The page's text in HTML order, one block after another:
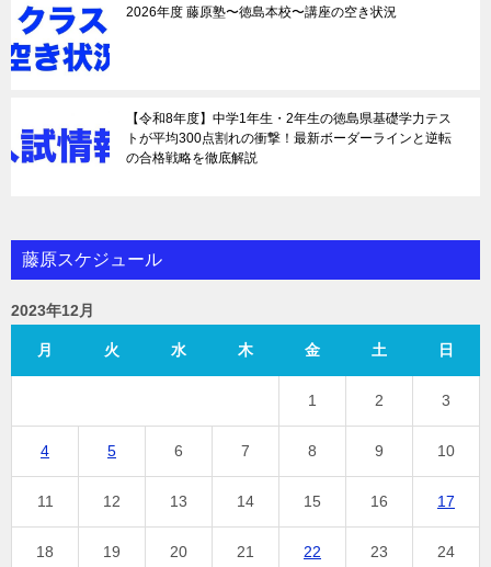
2026年度 藤原塾〜徳島本校〜講座の空き状況
【令和8年度】中学1年生・2年生の徳島県基礎学力テス
トが平均300点割れの衝撃！最新ボーダーラインと逆転
の合格戦略を徹底解説
藤原スケジュール
2023年12月
月 火 水 木 金 土 日
1 2 3
4 5 6 7 8 9 10
11 12 13 14 15 16 17
18 19 20 21 22 23 24